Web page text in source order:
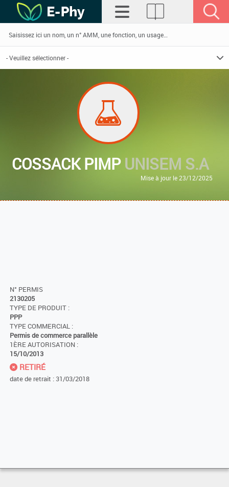
COSSACK PIMPUNISEM S.A
Mise à jour le 23/12/2025
N° PERMIS
2130205
TYPE DE PRODUIT :
PPP
TYPE COMMERCIAL :
Permis de commerce parallèle
1ÈRE AUTORISATION :
15/10/2013
RETIRÉ
date de retrait : 31/03/2018